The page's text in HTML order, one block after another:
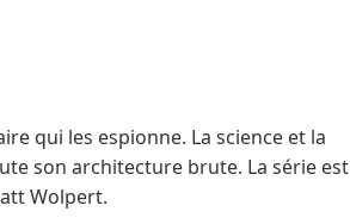
qui les espionne. La science et la
son architecture brute. La série est
Wolpert.